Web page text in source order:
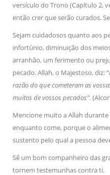
versículo do Trono (Capítulo 2,
então crer que serão curados.
Sejam cuidadosos quanto aos
infortúnio, diminuição dos
arranhão, um ferimento ou
pecado. Allah, o Majestoso, diz: “
razão do que cometeram as
muitos de vossos pecados”.
Mencione muito a Allah
enquanto come, porque o
sustento pelo qual a pessoa
Sê um bom companheiro das
tornem testemunhas contra ti.